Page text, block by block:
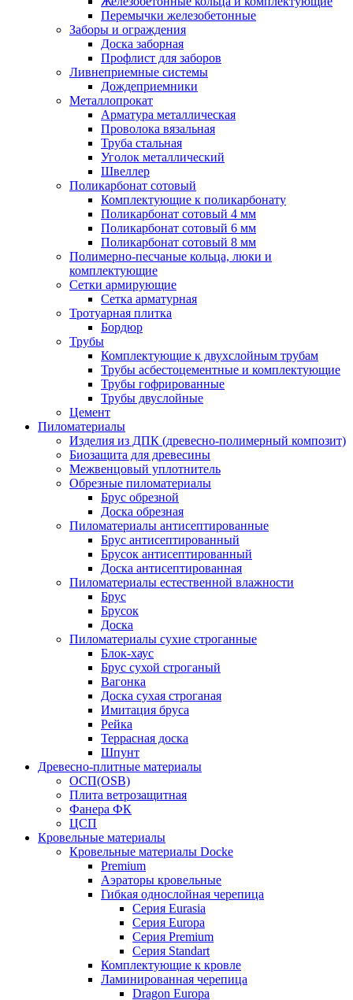
Перемычки железобетонные
Заборы и ограждения
Доска заборная
Профлист для заборов
Ливнеприемные системы
Дождеприемники
Металлопрокат
Арматура металлическая
Проволока вязальная
Труба стальная
Уголок металлический
Швеллер
Поликарбонат сотовый
Комплектующие к поликарбонату
Поликарбонат сотовый 4 мм
Поликарбонат сотовый 6 мм
Поликарбонат сотовый 8 мм
Полимерно-песчаные кольца, люки и
комплектующие
Сетки армирующие
Сетка арматурная
Тротуарная плитка
Бордюр
Трубы
Комплектующие к двухслойным трубам
Трубы асбестоцементные и комплектующие
Трубы гофрированные
Трубы двуслойные
Цемент
Пиломатериалы
Изделия из ДПК (древесно-полимерный композит)
Биозащита для древесины
Межвенцовый уплотнитель
Обрезные пиломатериалы
Брус обрезной
Доска обрезная
Пиломатериалы антисептированные
Брус антисептированный
Брусок антисептированный
Доска антисептированная
Пиломатериалы естественной влажности
Брус
Брусок
Доска
Пиломатериалы сухие строганные
Блок-хаус
Брус сухой строганый
Вагонка
Доска сухая строганая
Имитация бруса
Рейка
Террасная доска
Шпунт
Древесно-плитные материалы
ОСП(OSB)
Плита ветрозащитная
Фанера ФК
ЦСП
Кровельные материалы
Кровельные материалы Docke
Premium
Аэраторы кровельные
Гибкая однослойная черепица
Серия Eurasia
Серия Europa
Серия Premium
Серия Standart
Комплектующие к кровле
Ламинированная черепица
Dragon Europa